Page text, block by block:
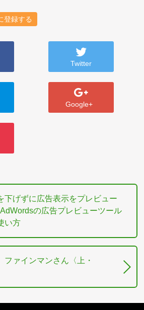
登録する
Twitter
Google+
下げずに広告表示をプレビュー
の広告プレビューツール
い方
ファインマンさん〈上・